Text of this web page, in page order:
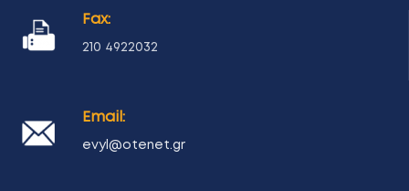
Fax:
210 4922032
Email:
evyl@otenet.gr